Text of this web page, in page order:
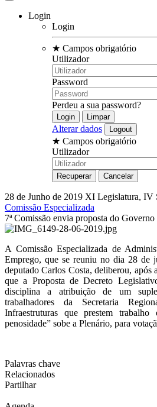
Login
Login
★ Campos obrigatório
Utilizador
Password
Perdeu a sua password?
Alterar dados
★ Campos obrigatório
Utilizador
28 de Junho de 2019 XI Legislatura, IV
Comissão Especializada
7ª Comissão envia proposta do
A Comissão Especializada de
Emprego, que se reuniu no dia 28 de
deputado Carlos Costa, deliberou, após
que a Proposta de Decreto
disciplina a atribuição de um
trabalhadores da Secretaria
Infraestruturas que prestem
penosidade” sobe a Plenário, para
Palavras chave
Relacionados
Partilhar